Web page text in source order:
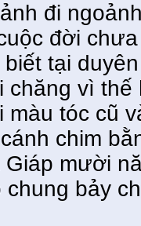
đi
đời
biết tại
chăng vì
màu tóc cũ
chim
Giáp mười
chung bảy